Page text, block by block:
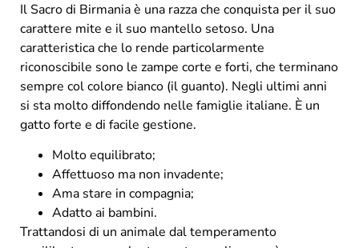
Il Sacro di Birmania è una razza che conquista per il suo
carattere mite e il suo mantello setoso. Una
caratteristica che lo rende particolarmente
riconoscibile sono le zampe corte e forti, che terminano
sempre col colore bianco (il guanto). Negli ultimi anni
si sta molto diffondendo nelle famiglie italiane. È un
gatto forte e di facile gestione.
Molto equilibrato;
Affettuoso ma non invadente;
Ama stare in compagnia;
Adatto ai bambini.
Trattandosi di un animale dal temperamento